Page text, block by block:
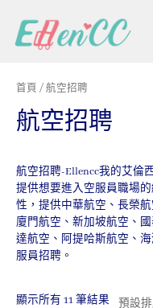
首頁 / 航空招聘
航空招聘
航空招聘-Ellencc我的艾倫
提供想要進入空服員職場
性，提供中華航空、長榮
廈門航空、新加坡航空、
達航空、阿提哈斯航空、
服員招聘。
顯示所有 11 筆結果